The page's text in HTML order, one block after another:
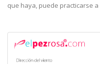
que haya, puede practicarse